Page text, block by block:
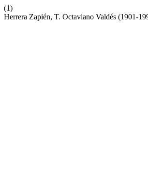
(1)
Herrera Zapién, T. Octaviano Valdés (1901-